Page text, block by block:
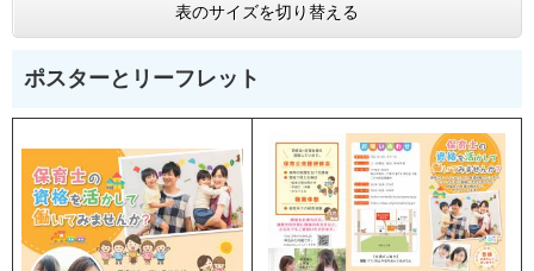
表のサイズを切り替える
ポスターとリーフレット